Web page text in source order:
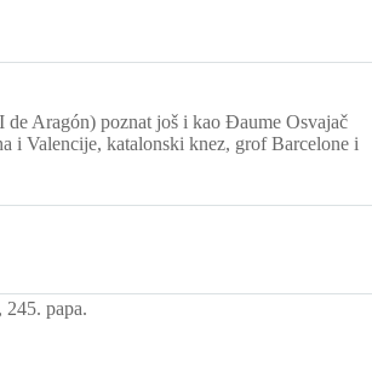
Aragón) poznat još i kao Đaume Osvajač
i Valencije, katalonski knez, grof Barcelone i
papa.